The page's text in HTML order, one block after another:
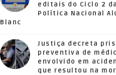
editais do Ciclo 2 da
Política Nacional
Blanc
Justiça decreta
preventiva de
envolvido em
que resultou na